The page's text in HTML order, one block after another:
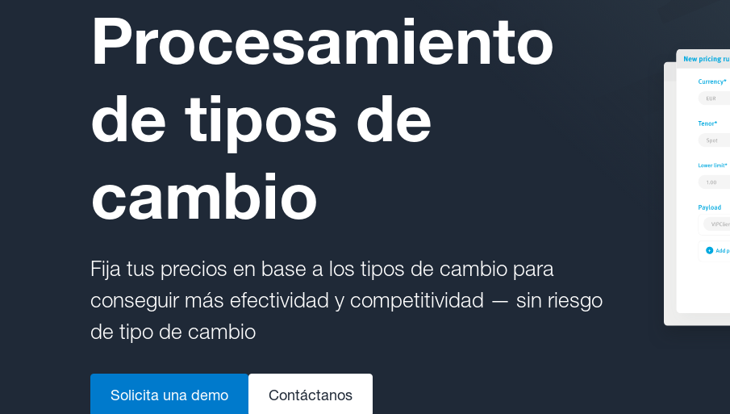
Procesamiento
de tipos de
cambio
Fija tus precios en base a los tipos de cambio para
conseguir más efectividad y competitividad — sin riesgo
de tipo de cambio
Solicita una demo Contáctanos